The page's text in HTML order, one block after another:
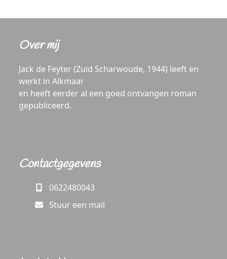
Over mij
Jack de Feyter (Zuid Scharwoude, 1944) leeft en
werkt in Alkmaar
en heeft eerder al een goed ontvangen roman
gepubliceerd.
Contactgegevens
0622480043
Stuur een mail